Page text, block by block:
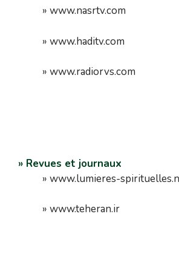
» www.nasrtv.com
» www.haditv.com
» www.radiorvs.com
» Revues et journaux
» www.lumieres-
» www.teheran.ir